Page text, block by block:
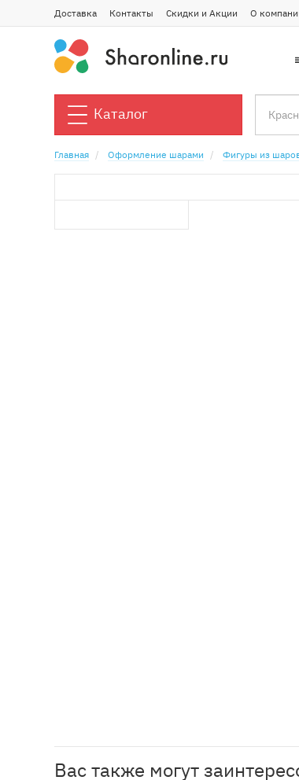
Доставка Контакты Скидки и Акции О
Каталог
Главная Оформление шарами Фигуры из
Вас также могут